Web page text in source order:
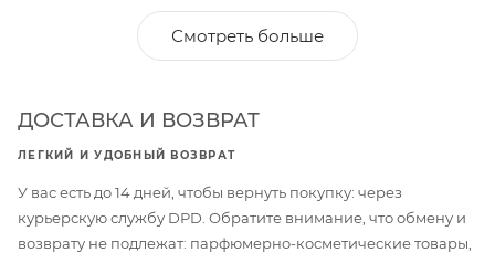
Смотреть больше
ДОСТАВКА И ВОЗВРАТ
ЛЕГКИЙ И УДОБНЫЙ ВОЗВРАТ
У вас есть до 14 дней, чтобы вернуть покупку: через
курьерскую службу DPD. Обратите внимание, что обмену и
возврату не подлежат: парфюмерно-косметические товары,